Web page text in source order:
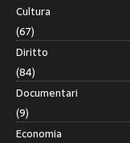
Cultura
(67)
Diritto
(84)
Documentari
(9)
Economia